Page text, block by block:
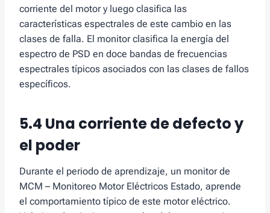
corriente del motor y luego clasifica las
características espectrales de este cambio en las
clases de falla. El monitor clasifica la energía del
espectro de PSD en doce bandas de frecuencias
espectrales típicos asociados con las clases de fallos
específicos.
5.4 Una corriente de defecto y
el poder
Durante el periodo de aprendizaje, un monitor de
MCM – Monitoreo Motor Eléctricos Estado, aprende
el comportamiento típico de este motor eléctrico.